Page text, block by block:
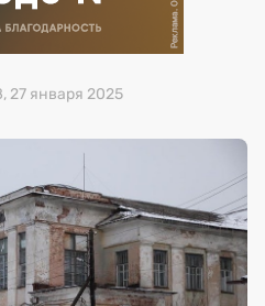
27 января 2025